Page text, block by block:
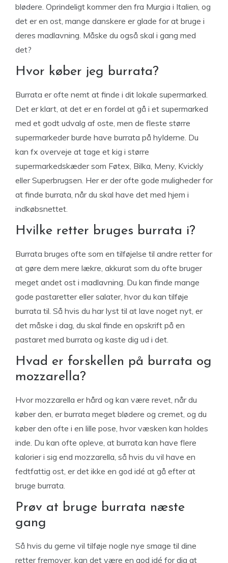
blødere. Oprindeligt kommer den fra Murgia i Italien, og
det er en ost, mange danskere er glade for at bruge i
deres madlavning. Måske du også skal i gang med
det?
Hvor køber jeg burrata?
Burrata er ofte nemt at finde i dit lokale supermarked.
Det er klart, at det er en fordel at gå i et supermarked
med et godt udvalg af oste, men de fleste større
supermarkeder burde have burrata på hylderne. Du
kan fx overveje at tage et kig i større
supermarkedskæder som Føtex, Bilka, Meny, Kvickly
eller Superbrugsen. Her er der ofte gode muligheder for
at finde burrata, når du skal have det med hjem i
indkøbsnettet.
Hvilke retter bruges burrata i?
Burrata bruges ofte som en tilføjelse til andre retter for
at gøre dem mere lækre, akkurat som du ofte bruger
meget andet ost i madlavning. Du kan finde mange
gode pastaretter eller salater, hvor du kan tilføje
burrata til. Så hvis du har lyst til at lave noget nyt, er
det måske i dag, du skal finde en opskrift på en
pastaret med burrata og kaste dig ud i det.
Hvad er forskellen på burrata og
mozzarella?
Hvor mozzarella er hård og kan være revet, når du
køber den, er burrata meget blødere og cremet, og du
køber den ofte i en lille pose, hvor væsken kan holdes
inde. Du kan ofte opleve, at burrata kan have flere
kalorier i sig end mozzarella, så hvis du vil have en
fedtfattig ost, er det ikke en god idé at gå efter at
bruge burrata.
Prøv at bruge burrata næste
gang
Så hvis du gerne vil tilføje nogle nye smage til dine
retter fremover, kan det være en god idé for dig at